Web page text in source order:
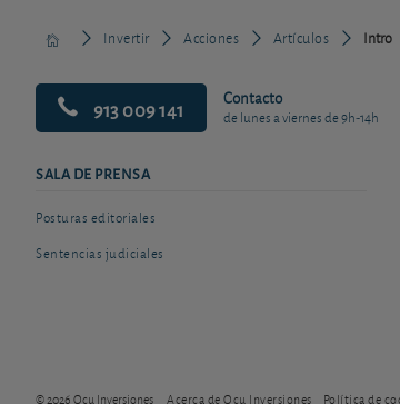
Invertir Acciones Artículos Intro
913 009 141 Contacto
de lunes a viernes de 9h-14h
SALA DE PRENSA
Posturas editoriales
Sentencias judiciales
© 2026 Ocu Inversiones Acerca de Ocu Inversiones Política de